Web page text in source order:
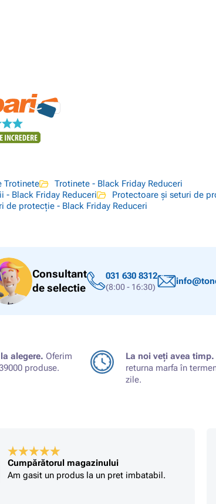
Trotinete
Trotinete - Black Friday Reduceri
- Black Friday Reduceri
Protectoare și seturi de
de protecție - Black Friday Reduceri
Consultant
de selectie
031 630 8312
(8:00 - 16:30)
alegere. Oferim
produse.
La noi veți avea timp.
returna marfa în
zile.
Cumpărătorul magazinului
Am gasit un produs la un pret imbatabil.